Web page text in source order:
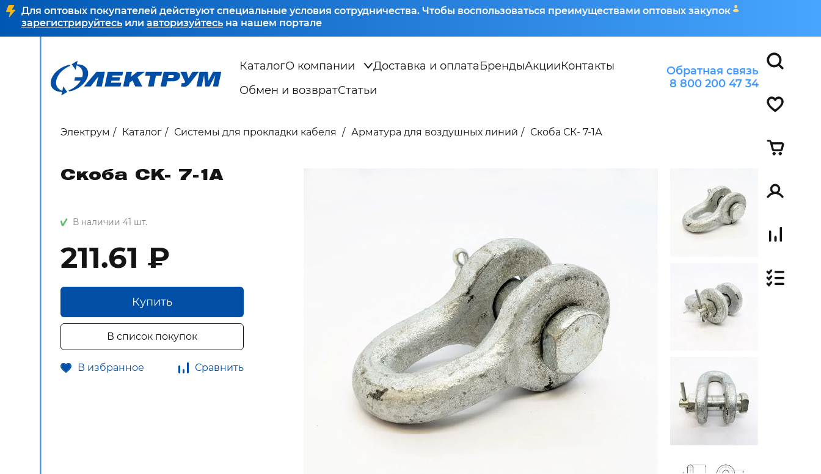
Для оптовых покупателей действуют специальные условия сотрудничества. Чтобы воспользоваться преимуществами оптовых закупок
зарегистрируйтесь или авторизуйтесь на нашем портале
КаталогО компании Доставка и оплатаБрендыАкцииКонтакты
Обмен и возвратСтатьи
Обратная связь
8 800 200 47 34
Электрум Каталог Системы для прокладки кабеля Арматура для воздушных линий Скоба СК- 7-1А
Скоба СК- 7-1А
В наличии 41 шт.
211.61 ₽
Купить
В список покупок
В избранное Сравнить